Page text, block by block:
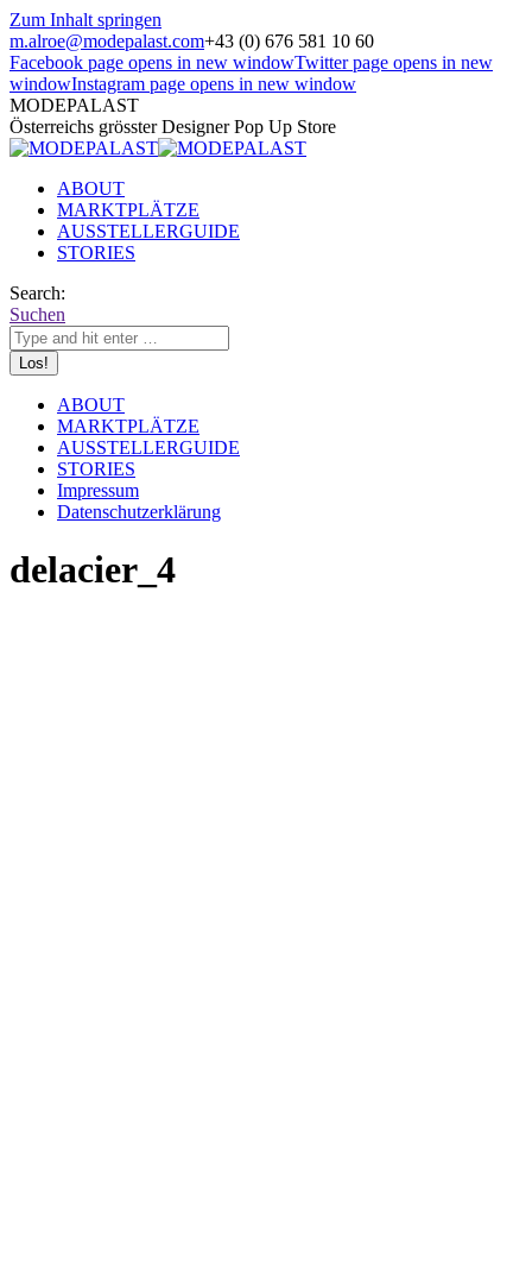
Zum Inhalt springen
m.alroe@modepalast.com+43 (0) 676 581 10 60
Facebook page opens in new windowTwitter page opens in new
windowInstagram page opens in new window
MODEPALAST
Österreichs grösster Designer Pop Up Store
ABOUT
MARKTPLÄTZE
AUSSTELLERGUIDE
STORIES
Search:
Suchen
ABOUT
MARKTPLÄTZE
AUSSTELLERGUIDE
STORIES
Impressum
Datenschutzerklärung
delacier_4